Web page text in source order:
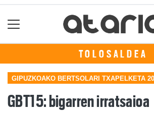
TOLOSALDEA
GIPUZKOAKO BERTSOLARI TXAPELKETA
GBT15: bigarren irratsaioa